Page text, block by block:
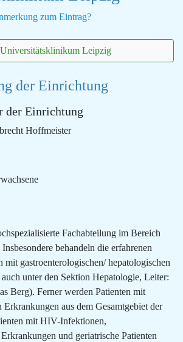
zum Eintrag?
Universitätsklinikum Leipzig
der Einrichtung
der Einrichtung
Hoffmeister
Fachabteilung im Bereich
behandeln die erfahrenen
mit gastroenterologischen/ hepatologischen
unter den Sektion Hepatologie, Leiter:
Berg). Ferner werden Patienten mit
Erkrankungen aus dem Gesamtgebiet der
mit HIV-Infektionen,
und geriatrische Patienten